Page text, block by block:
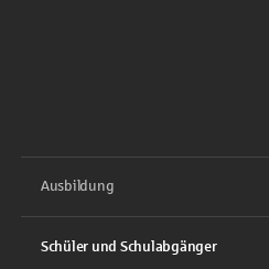
Ausbildung
Schüler und Schulabgänger